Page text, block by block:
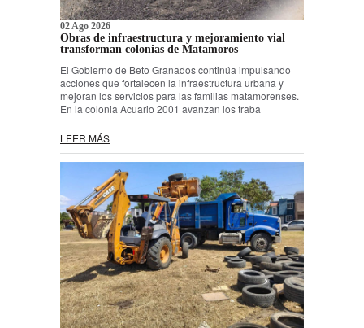
02 Ago 2026
Obras de infraestructura y mejoramiento vial
transforman colonias de Matamoros
El Gobierno de Beto Granados continúa impulsando
acciones que fortalecen la infraestructura urbana y
mejoran los servicios para las familias matamorenses.
En la colonia Acuario 2001 avanzan los traba
LEER MÁS